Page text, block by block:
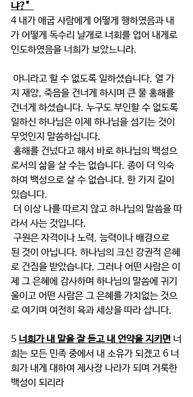
냐?"
4 내가 애굽 사람에게 어떻게 행하였음과 내
가 어떻게 독수리 날개로 너희를 업어 내게로
인도하였음을 너희가 보았느니라.
지 재앙, 죽음을 건너게 하시며 큰 물 홍해를
건너게 하셨습니다. 누구도 부인할 수 없도록
일하신 하나님은 이제 하나님을 섬기는 것이
무엇인지 말씀하십니다.
로서의 삶을 살 수는 없습니다. 종이 더 익숙
하여 백성으로 살 수 없습니다. 한 가지 길이
있습니다.
라서 사는 것입니다.
된 것이 아닙니다. 하나님의 크신 강권적 은혜
로 건짐을 받았습니다. 그러나 어떤 사람은 이
제 그 은혜에 감사하며 하나님의 말씀에 귀기
울이고 어떤 사람은 그 은혜를 가치없는 것으
로 여기며 여전히 육과 세상을 따라 삽니다.
5 너희가 내 말을 잘 듣고 내 언약을 지키면 너
희는 모든 민족 중에서 내 소유가 되겠고 6 너
희가 내게 대하여 제사장 나라가 되며 거룩한
백성이 되리라